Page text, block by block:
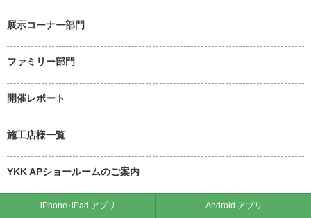
展示コーナー部門
ファミリー部門
開催レポート
施工店様一覧
YKK APショールームのご案内
iPhone･iPad アプリ Android アプリ